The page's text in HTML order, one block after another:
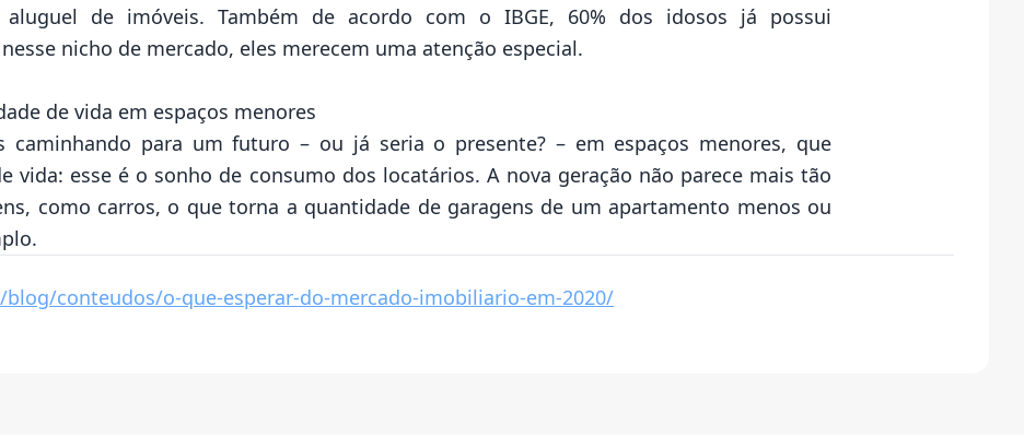
aluguel de imóveis. Também de acordo com o IBGE, 60% dos idosos já possui
nicho de mercado, eles merecem uma atenção especial.
de vida em espaços menores
caminhando para um futuro – ou já seria o presente? – em espaços menores, que
vida: esse é o sonho de consumo dos locatários. A nova geração não parece mais tão
como carros, o que torna a quantidade de garagens de um apartamento menos ou
conteudos/o-que-esperar-do-mercado-imobiliario-em-2020/